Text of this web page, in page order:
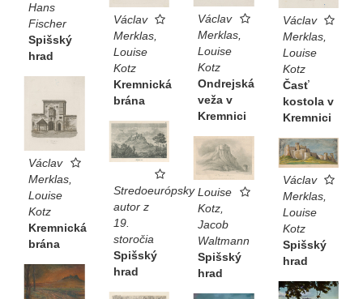
Hans
Fischer
Spišský
hrad
Václav
Merklas,
Louise
Kotz
Kremnická
brána
Václav
Merklas,
Louise
Kotz
Ondrejská
veža v
Kremnici
Václav
Merklas,
Louise
Kotz
Časť
kostola v
Kremnici
Václav
Merklas,
Louise
Kotz
Kremnická
brána
Stredoeurópsky
autor z
19.
storočia
Spišský
hrad
Louise
Kotz,
Jacob
Waltmann
Spišský
hrad
Václav
Merklas,
Louise
Kotz
Spišský
hrad